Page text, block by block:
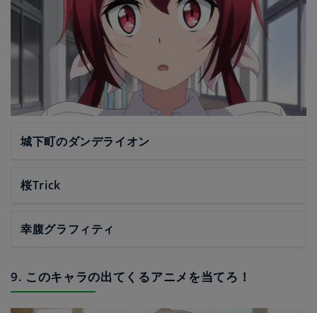
城下町のダンデライオン
桜Trick
幸腹グラフィティ
9. このキャラの出てくるアニメを当てろ！